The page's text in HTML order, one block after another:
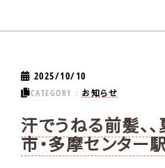
2025/10/10
CATEGORY： お知らせ
汗でうねる前髪、
市・多摩センター